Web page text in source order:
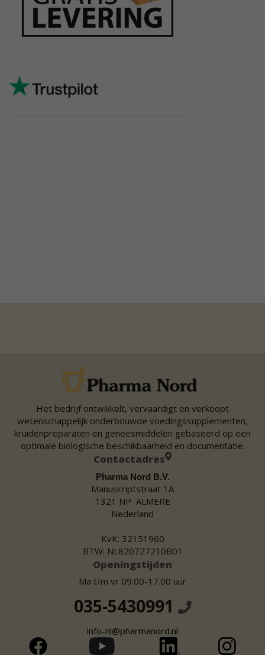
Het bedrijf ontwikkelt, vervaardigt en verkoopt
wetenschappelijk onderbouwde voedingssupplementen,
kruidenpreparaten en geneesmiddelen gebaseerd op een
optimale biologische beschikbaarheid en documentatie.
Contactadres
Pharma Nord B.V.
Manuscriptstraat 1A
1321 NP ALMERE
Nederland
KvK: 32151960
BTW: NL820727210B01
Openingstijden
Ma t/m vr 09.00-17.00 uur
035-5430991
info-nl@pharmanord.nl